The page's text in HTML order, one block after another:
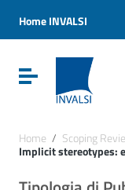
Vai al menu di
Vai al footer
Home INVALSI
Attiva / disattiva
Home / Scoping
Implicit stereotypes: